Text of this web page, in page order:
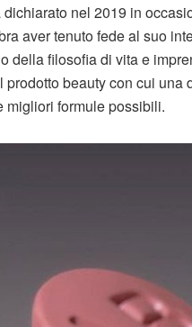
dichiarato nel 2019 in
aver tenuto fede al suo
della filosofia di vita e
beauty con cui
migliori formule possibili.